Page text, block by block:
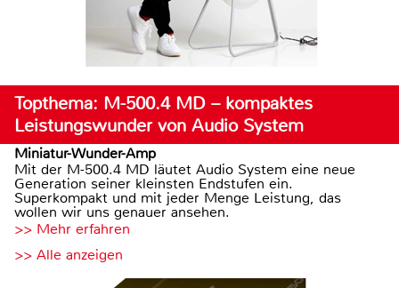
Topthema: M-500.4 MD – kompaktes
Leistungswunder von Audio System
Miniatur-Wunder-Amp
Mit der M-500.4 MD läutet Audio System eine neue
Generation seiner kleinsten Endstufen ein.
Superkompakt und mit jeder Menge Leistung, das
wollen wir uns genauer ansehen.
>> Mehr erfahren
>> Alle anzeigen